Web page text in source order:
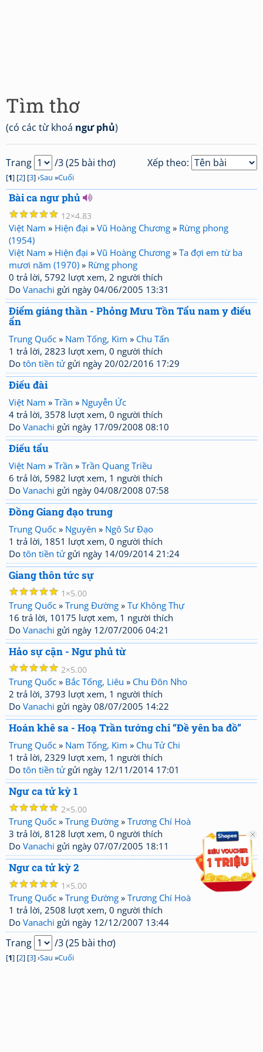
Tìm thơ
(có các từ khoá ngư phủ)
Xếp theo:
Trang /3 (25 bài thơ)
[1] [2] [3] ›Sau »Cuối
Bài ca ngư phủ
☆
☆
☆
☆
☆ 12 4.83
Việt Nam » Hiện đại » Vũ Hoàng Chương » Rừng phong
(1954)
Việt Nam » Hiện đại » Vũ Hoàng Chương » Ta đợi em từ ba
mươi năm (1970) » Rừng phong
0 trả lời, 5792 lượt xem, 2 người thích
Do Vanachi gửi ngày 04/06/2005 13:31
Điểm giáng thần - Phỏng Mưu Tồn Tẩu nam y điếu
ẩn
Trung Quốc » Nam Tống, Kim » Chu Tấn
1 trả lời, 2823 lượt xem, 0 người thích
Do tôn tiền tửgửi ngày 20/02/2016 17:29
Điếu đài
Việt Nam » Trần » Nguyễn Ức
4 trả lời, 3578 lượt xem, 0 người thích
Do Vanachi gửi ngày 17/09/2008 08:10
Điếu tẩu
Việt Nam » Trần » Trần Quang Triều
6 trả lời, 5982 lượt xem, 1 người thích
Do Vanachi gửi ngày 04/08/2008 07:58
Đồng Giang đạo trung
Trung Quốc » Nguyên » Ngô Sư Đạo
1 trả lời, 1851 lượt xem, 0 người thích
Do tôn tiền tửgửi ngày 14/09/2014 21:24
Giang thôn tức sự
☆
☆
☆
☆
☆ 1 5.00
Trung Quốc » Trung Đường » Tư Không Thự
16 trả lời, 10175 lượt xem, 1 người thích
Do Vanachi gửi ngày 12/07/2006 04:21
Hảo sự cận - Ngư phủ từ
☆
☆
☆
☆
☆ 2 5.00
Trung Quốc » Bắc Tống, Liêu » Chu Đôn Nho
2 trả lời, 3793 lượt xem, 1 người thích
Do Vanachi gửi ngày 08/07/2005 14:22
Hoán khê sa - Hoạ Trần tướng chi “Đề yên ba đồ”
Trung Quốc » Nam Tống, Kim » Chu Tử Chi
1 trả lời, 2329 lượt xem, 1 người thích
Do tôn tiền tửgửi ngày 12/11/2014 17:01
Ngư ca tử kỳ 1
☆
☆
☆
☆
☆ 2 5.00
Trung Quốc » Trung Đường » Trương Chí Hoà
3 trả lời, 8128 lượt xem, 0 người thích
Do Vanachi gửi ngày 07/07/2005 18:11
Ngư ca tử kỳ 2
☆
☆
☆
☆
☆ 1 5.00
Trung Quốc » Trung Đường » Trương Chí Hoà
1 trả lời, 2508 lượt xem, 0 người thích
Do Vanachi gửi ngày 12/12/2007 13:44
Trang /3 (25 bài thơ)
[1] [2] [3] ›Sau »Cuối